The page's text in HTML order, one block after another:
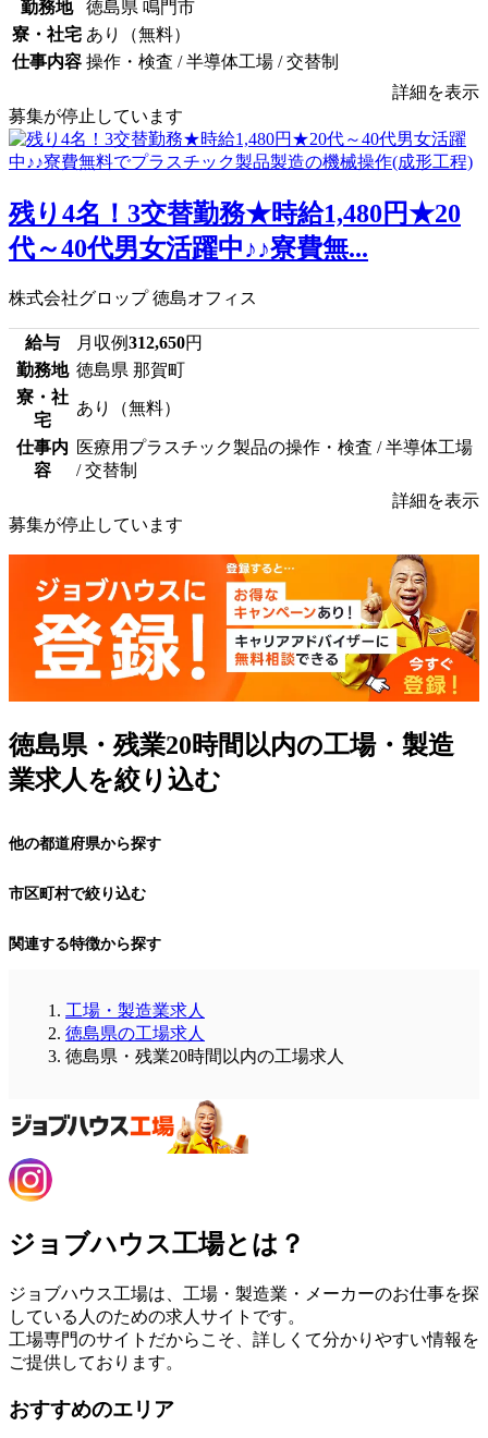
勤務地
徳島県 鳴門市
寮・社宅 あり（無料）
仕事内容 操作・検査 / 半導体工場 / 交替制
詳細を表示
募集が停止しています
残り4名！3交替勤務★時給1,480円★20
代～40代男女活躍中♪♪寮費無...
株式会社グロップ 徳島オフィス
給与 月収例312,650円
勤務地 徳島県 那賀町
寮・社
宅
あり（無料）
仕事内
容
医療用プラスチック製品の操作・検査 / 半導体工場
/ 交替制
詳細を表示
募集が停止しています
徳島県・残業20時間以内の工場・製造
業求人を絞り込む
他の都道府県から探す
市区町村で絞り込む
関連する特徴から探す
工場・製造業求人
徳島県の工場求人
徳島県・残業20時間以内の工場求人
ジョブハウス工場とは？
ジョブハウス工場は、工場・製造業・メーカーのお仕事を探
している人のための求人サイトです。
工場専門のサイトだからこそ、詳しくて分かりやすい情報を
ご提供しております。
おすすめのエリア